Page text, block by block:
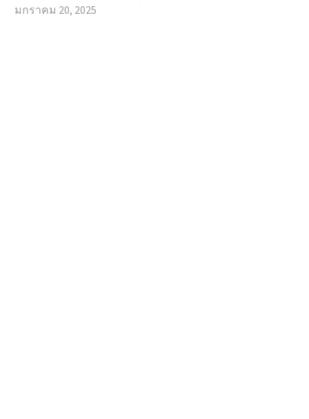
มกราคม 20, 2025